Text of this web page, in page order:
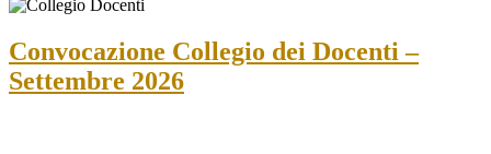
Convocazione Collegio dei Docenti –
Settembre 2026